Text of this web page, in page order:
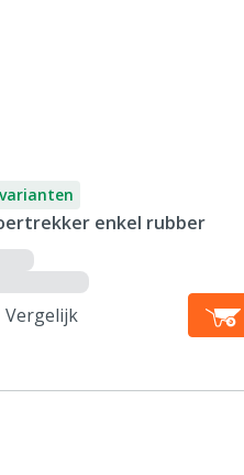
enkel rubber
Vergelijk